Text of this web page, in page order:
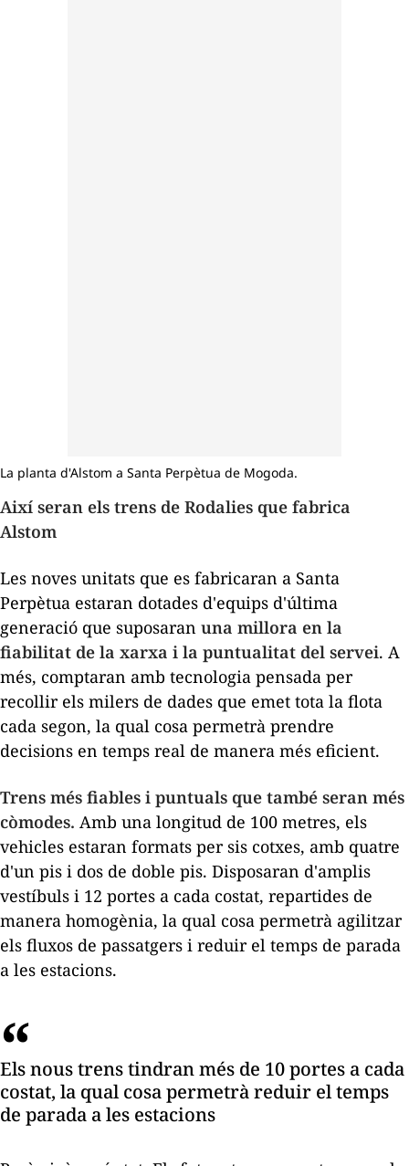
La planta d'Alstom a Santa Perpètua de Mogoda.
Així seran els trens de Rodalies que fabrica
Alstom
Les noves unitats que es fabricaran a Santa
Perpètua estaran dotades d'equips d'última
generació que suposaran una millora en la
fiabilitat de la xarxa i la puntualitat del servei. A
més, comptaran amb tecnologia pensada per
recollir els milers de dades que emet tota la flota
cada segon, la qual cosa permetrà prendre
decisions en temps real de manera més eficient.
Trens més fiables i puntuals que també seran més
còmodes. Amb una longitud de 100 metres, els
vehicles estaran formats per sis cotxes, amb quatre
d'un pis i dos de doble pis. Disposaran d'amplis
vestíbuls i 12 portes a cada costat, repartides de
manera homogènia, la qual cosa permetrà agilitzar
els fluxos de passatgers i reduir el temps de parada
a les estacions.
Els nous trens tindran més de 10 portes a cada
costat, la qual cosa permetrà reduir el temps
de parada a les estacions